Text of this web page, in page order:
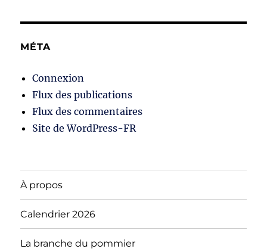
MÉTA
Connexion
Flux des publications
Flux des commentaires
Site de WordPress-FR
À propos
Calendrier 2026
La branche du pommier